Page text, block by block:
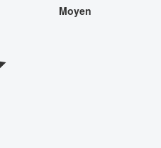
Moyen